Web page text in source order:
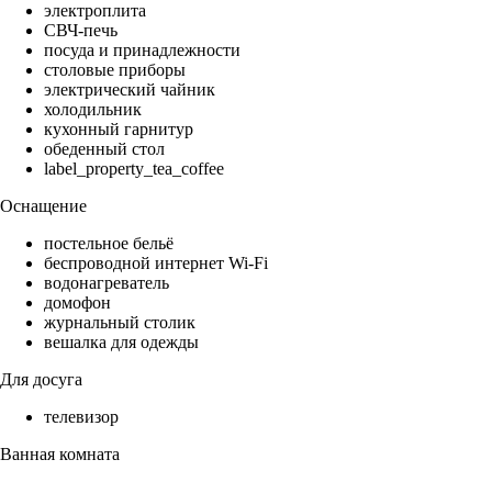
электроплита
СВЧ-печь
посуда и принадлежности
столовые приборы
электрический чайник
холодильник
кухонный гарнитур
обеденный стол
label_property_tea_coffee
Оснащение
постельное бельё
беспроводной интернет Wi-Fi
водонагреватель
домофон
журнальный столик
вешалка для одежды
Для досуга
телевизор
Ванная комната